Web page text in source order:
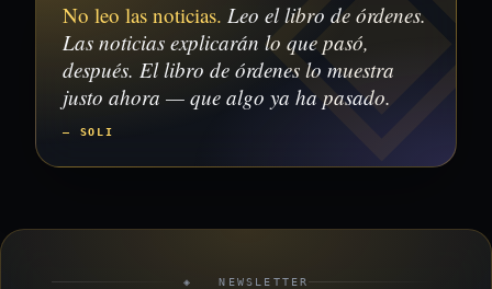
No leo las noticias. Leo el libro de órdenes.
Las noticias explicarán lo que pasó,
después. El libro de órdenes lo muestra
justo ahora — que algo ya ha pasado.
— SOLI
◈ NEWSLETTER